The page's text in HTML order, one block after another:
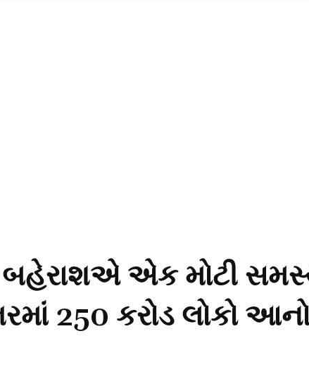
એક મોટી
250 કરોડ લોકો